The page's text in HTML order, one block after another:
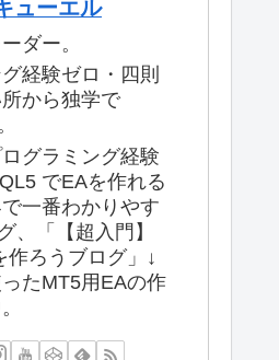
ューエル
ダー。
経験ゼロ・四則
から独学で
グラミング経験
でEAを作れる
一番わかりやす
、「【超入門】
作ろうブログ」↓
たMT5用EAの作